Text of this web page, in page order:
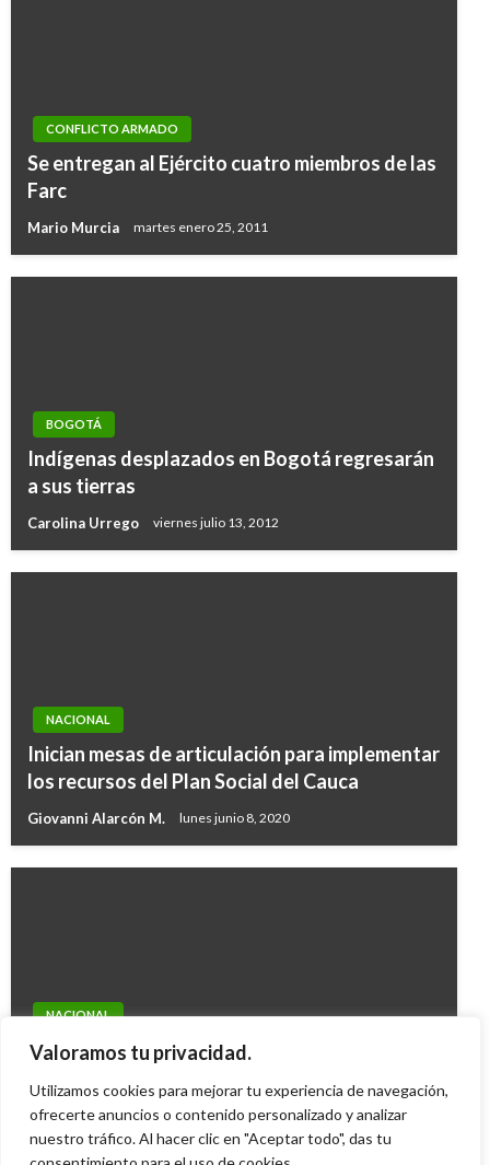
Valoramos tu privacidad.
Utilizamos cookies para mejorar tu experiencia de navegación,
ofrecerte anuncios o contenido personalizado y analizar
nuestro tráfico. Al hacer clic en "Aceptar todo", das tu
CONFLICTO ARMADO
Se entregan al Ejército cuatro miembros de las
Farc
Mario Murcia martes enero 25, 2011
BOGOTÁ
Indígenas desplazados en Bogotá regresarán
a sus tierras
Carolina Urrego viernes julio 13, 2012
NACIONAL
Inician mesas de articulación para implementar
los recursos del Plan Social del Cauca
Giovanni Alarcón M. lunes junio 8, 2020
NACIONAL
Gobierno decretó el estado de Conmoción
German Hernandez jueves octubre 9, 2008